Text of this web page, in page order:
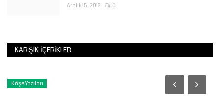
Aralık 15, 2012 0
KARIŞIK İÇERIKLER
Köşe Yazıları